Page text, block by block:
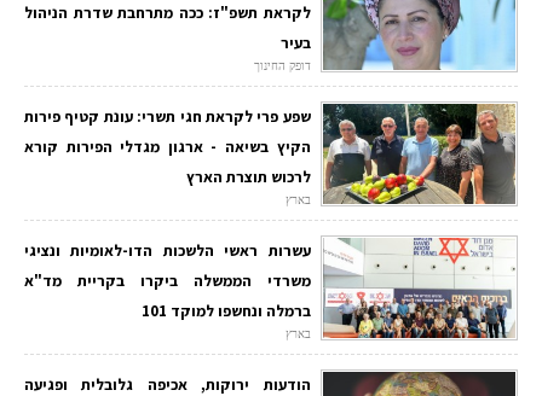
לקראת תשפ"ז: ככה מתרחבת שדרת הניהול
בעיר
דופק החינוך
שפע פרי לקראת חגי תשרי: עונת קטיף פירות
הקיץ בשיאה - ארגון מגדלי הפירות קורא
לרכוש תוצרת הארץ
בארץ
עשרות ראשי הלשכות הדו-לאומיות ונציגי
משרדי הממשלה ביקרו בקריית מד"א
ברמלה ונחשפו למוקד 101
בארץ
הודעות ירוקות, אכיפה גלובלית ופגיעה